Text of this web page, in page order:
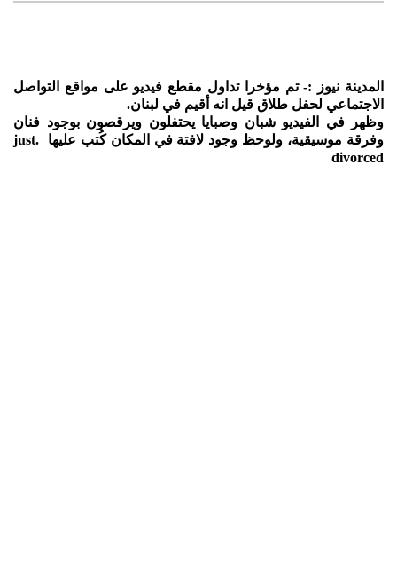
المدينة نيوز :- تم مؤخرا تداول مقطع فيديو على مواقع التواصل
الاجتماعي لحفل طلاق قيل انه أقيم في لبنان.
وظهر في الفيديو شبان وصبايا يحتفلون ويرقصون بوجود فنان
وفرقة موسيقية، ولوحظ وجود لافتة في المكان كُتب عليها .just
divorced